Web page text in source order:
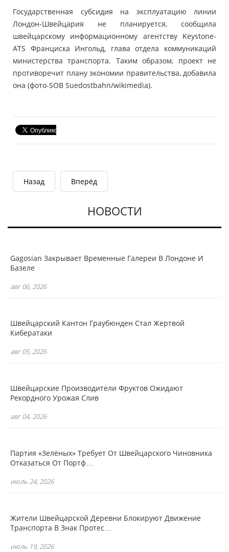
Государственная субсидия на эксплуатацию линии
Лондон-Швейцария не планируется, сообщила
швейцарскому информационному агентству Keystone-
ATS Франциска Ингольд, глава отдела коммуникаций
министерства транспорта. Таким образом, проект не
противоречит плану экономии правительства, добавила
она (фото-SOB Suedostbahn/wikimedia).
Назад Вперёд
НОВОСТИ
Gagosian Закрывает Временные Галереи В Лондоне И
Базеле
авг 06, 2026
Швейцарский Кантон Граубюнден Стал Жертвой
Кибератаки
авг 05, 2026
Швейцарские Производители Фруктов Ожидают
Рекордного Урожая Слив
авг 04, 2026
Партия «зелёных» Требует От Швейцарского Чиновника
Отказаться От Портф…
июль 24, 2026
Жители Швейцарской Деревни Блокируют Движение
Транспорта В Знак Протес…
июль 19, 2026